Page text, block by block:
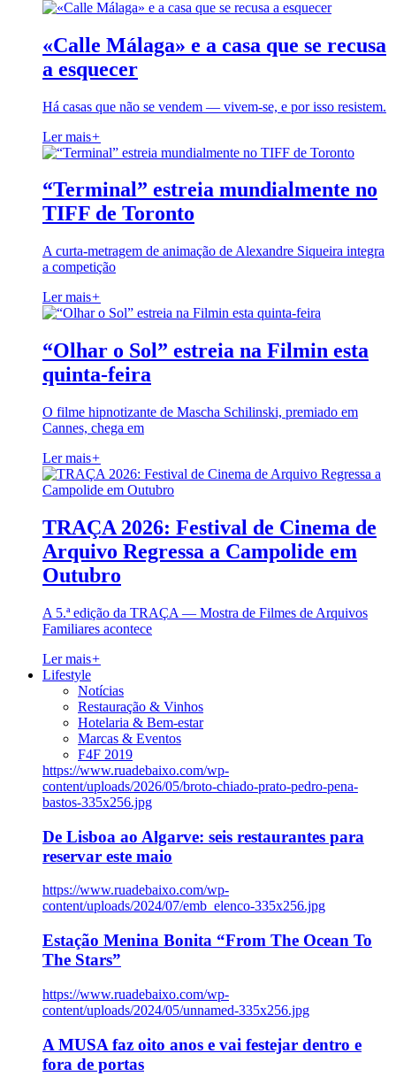
«Calle Málaga» e a casa que se recusa
a esquecer
Há casas que não se vendem — vivem-se, e por isso resistem.
Ler mais+
“Terminal” estreia mundialmente no
TIFF de Toronto
A curta-metragem de animação de Alexandre Siqueira integra
a competição
Ler mais+
“Olhar o Sol” estreia na Filmin esta
quinta-feira
O filme hipnotizante de Mascha Schilinski, premiado em
Cannes, chega em
Ler mais+
TRAÇA 2026: Festival de Cinema de
Arquivo Regressa a Campolide em
Outubro
A 5.ª edição da TRAÇA — Mostra de Filmes de Arquivos
Familiares acontece
Ler mais+
Lifestyle
Notícias
Restauração & Vinhos
Hotelaria & Bem-estar
Marcas & Eventos
F4F 2019
https://www.ruadebaixo.com/wp-
content/uploads/2026/05/broto-chiado-prato-pedro-pena-
bastos-335x256.jpg
De Lisboa ao Algarve: seis restaurantes para
reservar este maio
https://www.ruadebaixo.com/wp-
content/uploads/2024/07/emb_elenco-335x256.jpg
Estação Menina Bonita “From The Ocean To
The Stars”
https://www.ruadebaixo.com/wp-
content/uploads/2024/05/unnamed-335x256.jpg
A MUSA faz oito anos e vai festejar dentro e
fora de portas